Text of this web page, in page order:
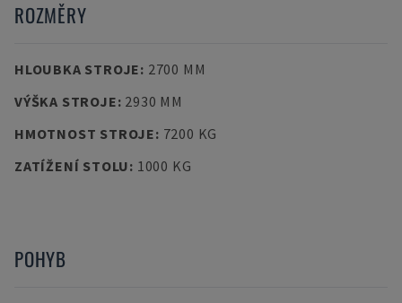
ROZMĚRY
HLOUBKA STROJE: 2700 MM
VÝŠKA STROJE: 2930 MM
HMOTNOST STROJE: 7200 KG
ZATÍŽENÍ STOLU: 1000 KG
POHYB